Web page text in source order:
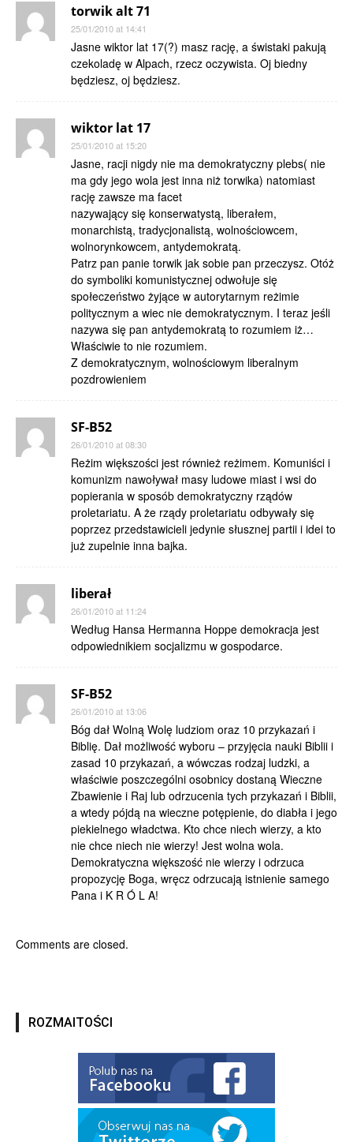
torwik alt 71
25/01/2010 at 14:41
Jasne wiktor lat 17(?) masz rację, a świstaki pakują
czekoladę w Alpach, rzecz oczywista. Oj biedny
będziesz, oj będziesz.
wiktor lat 17
25/01/2010 at 15:20
Jasne, racji nigdy nie ma demokratyczny plebs( nie
ma gdy jego wola jest inna niż torwika) natomiast
rację zawsze ma facet
nazywający się konserwatystą, liberałem,
monarchistą, tradycjonalistą, wolnościowcem,
wolnorynkowcem, antydemokratą.
Patrz pan panie torwik jak sobie pan przeczysz. Otóż
do symboliki komunistycznej odwołuje się
społeczeństwo żyjące w autorytarnym reżimie
politycznym a wiec nie demokratycznym. I teraz jeśli
nazywa się pan antydemokratą to rozumiem iż…
Właściwie to nie rozumiem.
Z demokratycznym, wolnościowym liberalnym
pozdrowieniem
SF-B52
26/01/2010 at 08:30
Reżim większości jest również reżimem. Komuniści i
komunizm nawoływał masy ludowe miast i wsi do
popierania w sposób demokratyczny rządów
proletariatu. A że rządy proletariatu odbywały się
poprzez przedstawicieli jedynie słusznej partii i idei to
już zupelnie inna bajka.
liberał
26/01/2010 at 11:24
Według Hansa Hermanna Hoppe demokracja jest
odpowiednikiem socjalizmu w gospodarce.
SF-B52
26/01/2010 at 13:06
Bóg dał Wolną Wolę ludziom oraz 10 przykazań i
Biblię. Dał możliwość wyboru – przyjęcia nauki Biblii i
zasad 10 przykazań, a wówczas rodzaj ludzki, a
właściwie poszczególni osobnicy dostaną Wieczne
Zbawienie i Raj lub odrzucenia tych przykazań i Biblii,
a wtedy pójdą na wieczne potępienie, do diabła i jego
piekielnego władctwa. Kto chce niech wierzy, a kto
nie chce niech nie wierzy! Jest wolna wola.
Demokratyczna większość nie wierzy i odrzuca
propozycję Boga, wręcz odrzucają istnienie samego
Pana i K R Ó L A!
Comments are closed.
ROZMAITOŚCI